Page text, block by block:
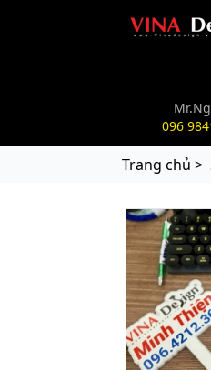
vinadesign.vn
096
Trang chủ >